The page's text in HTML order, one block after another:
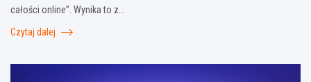
całości online”. Wynika to z…
Czytaj dalej